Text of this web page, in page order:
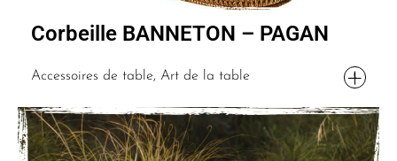
Corbeille BANNETON – PAGAN
Accessoires de table, Art de la table